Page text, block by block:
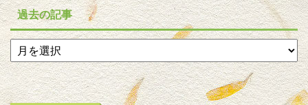
過去の記事